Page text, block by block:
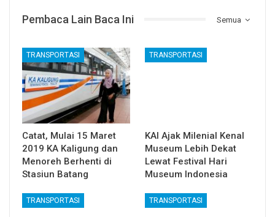
Semua
Pembaca Lain Baca Ini
TRANSPORTASI
Catat, Mulai 15 Maret
2019 KA Kaligung dan
Menoreh Berhenti di
Stasiun Batang
TRANSPORTASI
KAI Ajak Milenial Kenal
Museum Lebih Dekat
Lewat Festival Hari
Museum Indonesia
TRANSPORTASI TRANSPORTASI